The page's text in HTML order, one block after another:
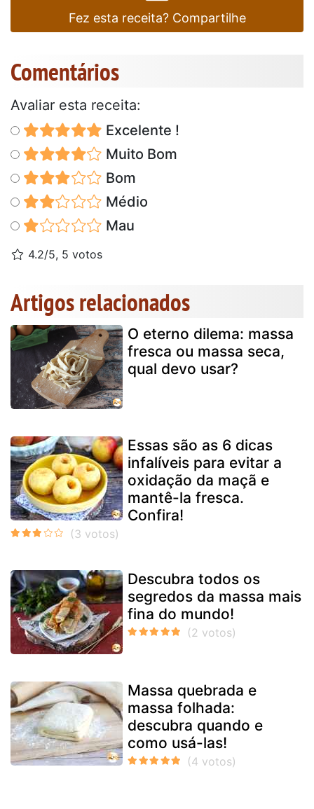
Fez esta receita? Compartilhe
Comentários
Avaliar esta receita:
Excelente !
Muito Bom
Bom
Médio
Mau
4.2/5, 5 votos
Artigos relacionados
O eterno dilema: massa
fresca ou massa seca,
qual devo usar?
Essas são as 6 dicas
infalíveis para evitar a
oxidação da maçã e
mantê-la fresca.
Confira!
Descubra todos os
segredos da massa mais
fina do mundo!
Massa quebrada e
massa folhada:
descubra quando e
como usá-las!